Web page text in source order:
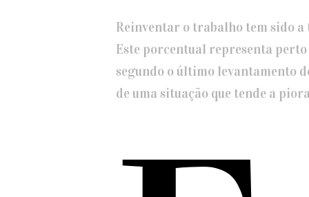
Reinventar o trabalho tem sido
Este porcentual representa
segundo o último levantamento
de uma situação que tende a